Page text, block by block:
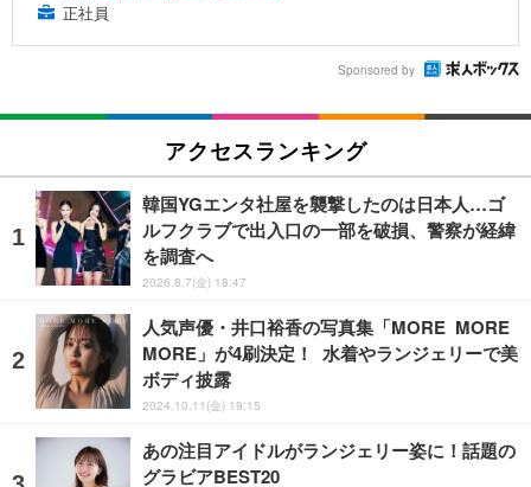
正社員
Sponsored by
アクセスランキング
韓国YGエンタ社屋を襲撃したのは日本人…ゴ
ルフクラブで出入口の一部を破損、警察が経緯
を調査へ
2026.8.7(金) 18:47
人気声優・井口裕香の写真集「MORE MORE
MORE」が4刷決定！ 水着やランジェリーで美
ボディ披露
2024.10.11(金) 19:15
あの注目アイドルがランジェリー姿に！話題の
グラビアBEST20